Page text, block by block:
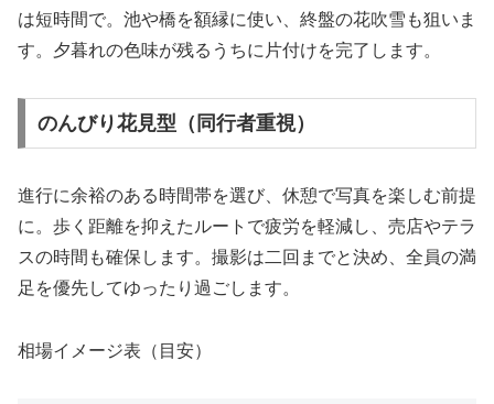
は短時間で。池や橋を額縁に使い、終盤の花吹雪も狙いま
す。夕暮れの色味が残るうちに片付けを完了します。
のんびり花見型（同行者重視）
進行に余裕のある時間帯を選び、休憩で写真を楽しむ前提
に。歩く距離を抑えたルートで疲労を軽減し、売店やテラ
スの時間も確保します。撮影は二回までと決め、全員の満
足を優先してゆったり過ごします。
相場イメージ表（目安）